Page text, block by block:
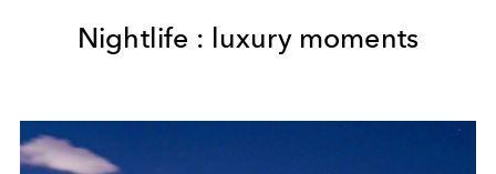
Nightlife : luxury moments